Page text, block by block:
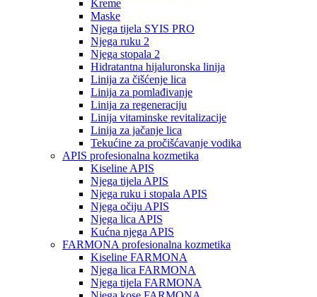
Kreme
Maske
Njega tijela SYIS PRO
Njega ruku 2
Njega stopala 2
Hidratantna hijaluronska linija
Linija za čišćenje lica
Linija za pomlađivanje
Linija za regeneraciju
Linija vitaminske revitalizacije
Linija za jačanje lica
Tekućine za pročišćavanje vodika
APIS profesionalna kozmetika
Kiseline APIS
Njega tijela APIS
Njega ruku i stopala APIS
Njega očiju APIS
Njega lica APIS
Kućna njega APIS
FARMONA profesionalna kozmetika
Kiseline FARMONA
Njega lica FARMONA
Njega tijela FARMONA